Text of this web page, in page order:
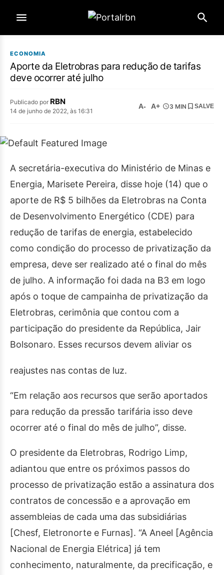
ECONOMIA
Aporte da Eletrobras para redução de tarifas
deve ocorrer até julho
Publicado por RBN
14 de junho de 2022, às 16:31
A- A+ 3 MIN SALVE
A secretária-executiva do Ministério de Minas e
Energia, Marisete Pereira, disse hoje (14) que o
aporte de R$ 5 bilhões da Eletrobras na Conta
de Desenvolvimento Energético (CDE) para
redução de tarifas de energia, estabelecido
como condição do processo de privatização da
empresa, deve ser realizado até o final do mês
de julho. A informação foi dada na B3 em logo
após o toque de campainha de privatização da
Eletrobras, cerimônia que contou com a
participação do presidente da República, Jair
Bolsonaro. Esses recursos devem aliviar os
reajustes nas contas de luz.
“Em relação aos recursos que serão aportados
para redução da pressão tarifária isso deve
ocorrer até o final do mês de julho”, disse.
O presidente da Eletrobras, Rodrigo Limp,
adiantou que entre os próximos passos do
processo de privatização estão a assinatura dos
contratos de concessão e a aprovação em
assembleias de cada uma das subsidiárias
[Chesf, Eletronorte e Furnas]. “A Aneel [Agência
Nacional de Energia Elétrica] já tem
conhecimento, naturalmente, da precificação, e